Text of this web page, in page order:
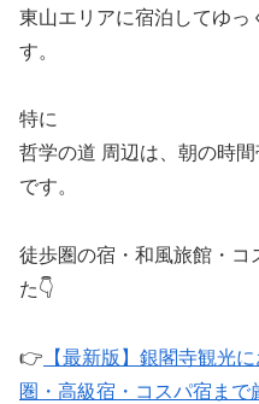
東山エリアに宿泊してゆ
す。
特に
哲学の道 周辺は、朝の時
です。
徒歩圏の宿・和風旅館・コ
た👇
👉 【最新版】銀閣寺観光
圏・高級宿・コスパ宿まで